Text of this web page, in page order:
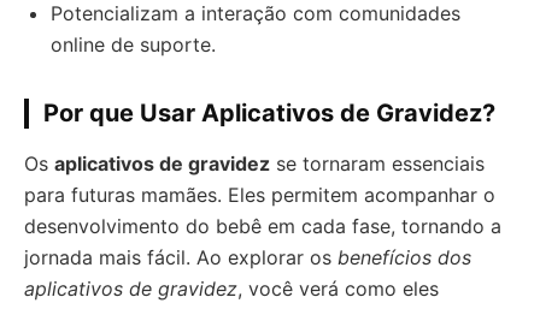
Potencializam a interação com comunidades
online de suporte.
Por que Usar Aplicativos de Gravidez?
Os aplicativos de gravidez se tornaram essenciais
para futuras mamães. Eles permitem acompanhar o
desenvolvimento do bebê em cada fase, tornando a
jornada mais fácil. Ao explorar os benefícios dos
aplicativos de gravidez, você verá como eles